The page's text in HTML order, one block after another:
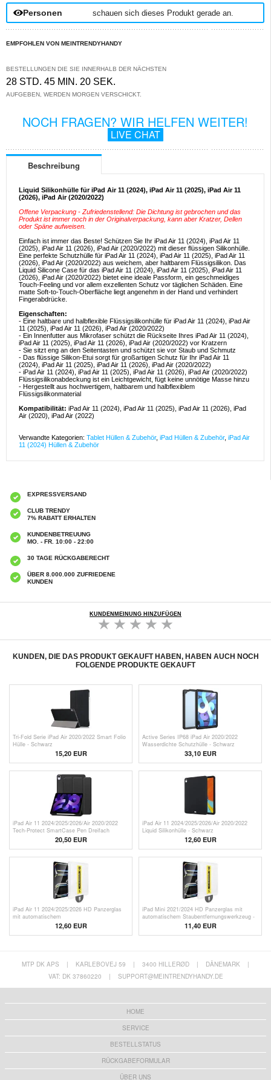
Personen schauen sich dieses Produkt gerade an.
EMPFOHLEN VON MEINTRENDYHANDY
BESTELLUNGEN DIE SIE INNERHALB DER NÄCHSTEN
28 STD. 45 MIN. 20 SEK.
AUFGEBEN, WERDEN MORGEN VERSCHICKT.
NOCH FRAGEN? WIR HELFEN WEITER!
LIVE CHAT
Beschreibung
Liquid Silikonhülle für iPad Air 11 (2024), iPad Air 11 (2025), iPad Air 11
(2026), iPad Air (2020/2022)
Offene Verpackung - Zufriedenstellend: Die Dichtung ist gebrochen und das
Produkt ist immer noch in der Originalverpackung, kann aber Kratzer, Dellen
oder Späne aufweisen.
Einfach ist immer das Beste! Schützen Sie Ihr iPad Air 11 (2024), iPad Air 11
(2025), iPad Air 11 (2026), iPad Air (2020/2022) mit dieser flüssigen Silikonhülle.
Eine perfekte Schutzhülle für iPad Air 11 (2024), iPad Air 11 (2025), iPad Air 11
(2026), iPad Air (2020/2022) aus weichem, aber haltbarem Flüssigsilikon. Das
Liquid Silicone Case für das iPad Air 11 (2024), iPad Air 11 (2025), iPad Air 11
(2026), iPad Air (2020/2022) bietet eine ideale Passform, ein geschmeidiges
Touch-Feeling und vor allem exzellenten Schutz vor täglichen Schäden. Eine
matte Soft-to-Touch-Oberfläche liegt angenehm in der Hand und verhindert
Fingerabdrücke.
Eigenschaften:
- Eine haltbare und halbflexible Flüssigsilikonhülle für iPad Air 11 (2024), iPad Air
11 (2025), iPad Air 11 (2026), iPad Air (2020/2022)
- Ein Innenfutter aus Mikrofaser schützt die Rückseite Ihres iPad Air 11 (2024),
iPad Air 11 (2025), iPad Air 11 (2026), iPad Air (2020/2022) vor Kratzern
- Sie sitzt eng an den Seitentasten und schützt sie vor Staub und Schmutz
- Das flüssige Silikon-Etui sorgt für großartigen Schutz für Ihr iPad Air 11
(2024), iPad Air 11 (2025), iPad Air 11 (2026), iPad Air (2020/2022)
- iPad Air 11 (2024), iPad Air 11 (2025), iPad Air 11 (2026), iPad Air (2020/2022)
Flüssigsilikonabdeckung ist ein Leichtgewicht, fügt keine unnötige Masse hinzu
- Hergestellt aus hochwertigem, haltbarem und halbflexiblem
Flüssigsilikonmaterial
Kompatibilität: iPad Air 11 (2024), iPad Air 11 (2025), iPad Air 11 (2026), iPad
Air (2020), iPad Air (2022)
Verwandte Kategorien: Tablet Hüllen & Zubehör, iPad Hüllen & Zubehör, iPad Air
11 (2024) Hüllen & Zubehör
EXPRESSVERSAND
CLUB TRENDY
7% RABATT ERHALTEN
KUNDENBETREUUNG
MO. - FR. 10:00 - 22:00
30 TAGE RÜCKGABERECHT
ÜBER 8.000.000 ZUFRIEDENE
KUNDEN
KUNDENMEINUNG HINZUFÜGEN
KUNDEN, DIE DAS PRODUKT GEKAUFT HABEN, HABEN AUCH NOCH
FOLGENDE PRODUKTE GEKAUFT
Tri-Fold Serie iPad Air 2020/2022 Smart Folio
Hülle - Schwarz
15,20 EUR
Active Series IP68 iPad Air 2020/2022
Wasserdichte Schutzhülle - Schwarz
33,10EUR
iPad Air 11 2024/2025/2026/Air 2020/2022
Tech-Protect SmartCase Pen Dreifach
faltbare Folio-Hülle - Schwarz
20,50 EUR
iPad Air 11 2024/2025/2026/Air 2020/2022
Liquid Silikonhülle - Schwarz
12,60EUR
iPad Air 11 2024/2025/2026 HD Panzerglas
mit automatischem
Staubentfernungswerkzeug - 9H
12,60 EUR
iPad Mini 2021/2024 HD Panzerglas mit
automatischem Staubentfernungswerkzeug -
11,40 EUR
MTP DK APS | KARLEBOVEJ 59 | 3400 HILLERØD | DÄNEMARK
|
VAT: DK 37860220
| SUPPORT@MEINTRENDYHANDY.DE
HOME
SERVICE
BESTELLSTATUS
RÜCKGABEFORMULAR
ÜBER UNS